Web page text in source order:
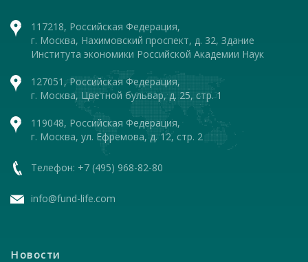
117218, Российская Федерация,
г. Москва, Нахимовский проспект, д. 32, Здание
Института экономики Российской Академии Наук
127051, Российская Федерация,
г. Москва, Цветной бульвар, д. 25, стр. 1
119048, Российская Федерация,
г. Москва, ул. Ефремова, д. 12, стр. 2
Телефон: +7 (495) 968-82-80
info@fund-life.com
Новости